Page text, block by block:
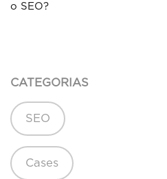
o SEO?
CATEGORIAS
SEO
Cases